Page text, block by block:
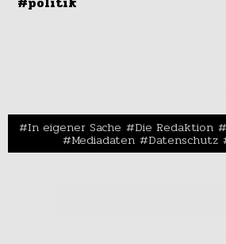
In eigener Sache Die Redaktion
Mediadaten Datenschutz